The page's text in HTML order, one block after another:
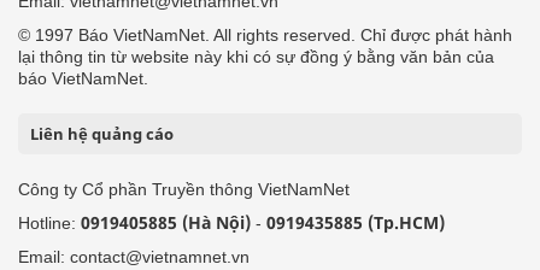
© 1997 Báo VietNamNet. All rights reserved. Chỉ được phát hành
lại thông tin từ website này khi có sự đồng ý bằng văn bản của
báo VietNamNet.
Liên hệ quảng cáo
Công ty Cổ phần Truyền thông VietNamNet
Hotline: 0919405885 (Hà Nội) - 0919435885 (Tp.HCM)
Email: contact@vietnamnet.vn